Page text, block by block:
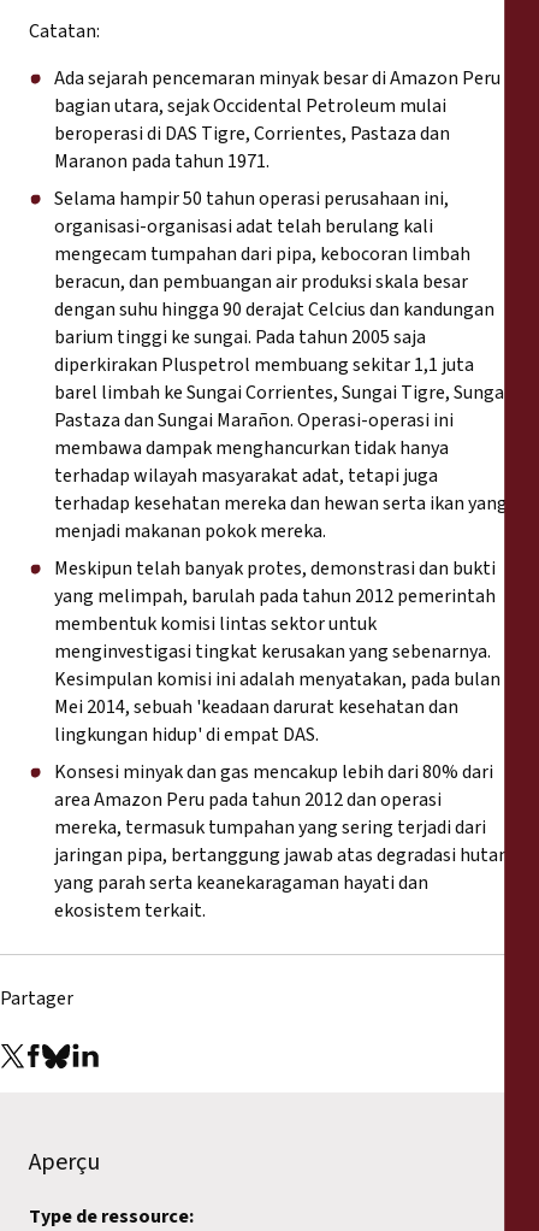
Catatan:
Ada sejarah pencemaran minyak besar di Amazon Peru
bagian utara, sejak Occidental Petroleum mulai
beroperasi di DAS Tigre, Corrientes, Pastaza dan
Maranon pada tahun 1971.
Selama hampir 50 tahun operasi perusahaan ini,
organisasi-organisasi adat telah berulang kali
mengecam tumpahan dari pipa, kebocoran limbah
beracun, dan pembuangan air produksi skala besar
dengan suhu hingga 90 derajat Celcius dan kandungan
barium tinggi ke sungai. Pada tahun 2005 saja
diperkirakan Pluspetrol membuang sekitar 1,1 juta
barel limbah ke Sungai Corrientes, Sungai Tigre, Sungai
Pastaza dan Sungai Marañon. Operasi-operasi ini
membawa dampak menghancurkan tidak hanya
terhadap wilayah masyarakat adat, tetapi juga
terhadap kesehatan mereka dan hewan serta ikan yang
menjadi makanan pokok mereka.
Meskipun telah banyak protes, demonstrasi dan bukti
yang melimpah, barulah pada tahun 2012 pemerintah
membentuk komisi lintas sektor untuk
menginvestigasi tingkat kerusakan yang sebenarnya.
Kesimpulan komisi ini adalah menyatakan, pada bulan
Mei 2014, sebuah 'keadaan darurat kesehatan dan
lingkungan hidup' di empat DAS.
Konsesi minyak dan gas mencakup lebih dari 80% dari
area Amazon Peru pada tahun 2012 dan operasi
mereka, termasuk tumpahan yang sering terjadi dari
jaringan pipa, bertanggung jawab atas degradasi hutan
yang parah serta keanekaragaman hayati dan
ekosistem terkait.
Partager
Aperçu
Type de ressource: